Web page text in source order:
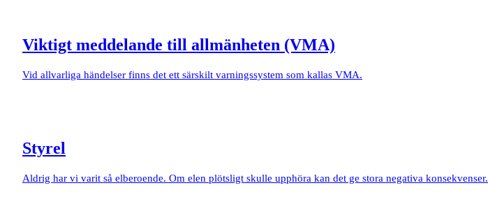
Viktigt meddelande till allmänheten (VMA)
Vid allvarliga händelser finns det ett särskilt varningssystem som kallas VMA.
Styrel
Aldrig har vi varit så elberoende. Om elen plötsligt skulle upphöra kan det ge stora negativa konsekvenser.